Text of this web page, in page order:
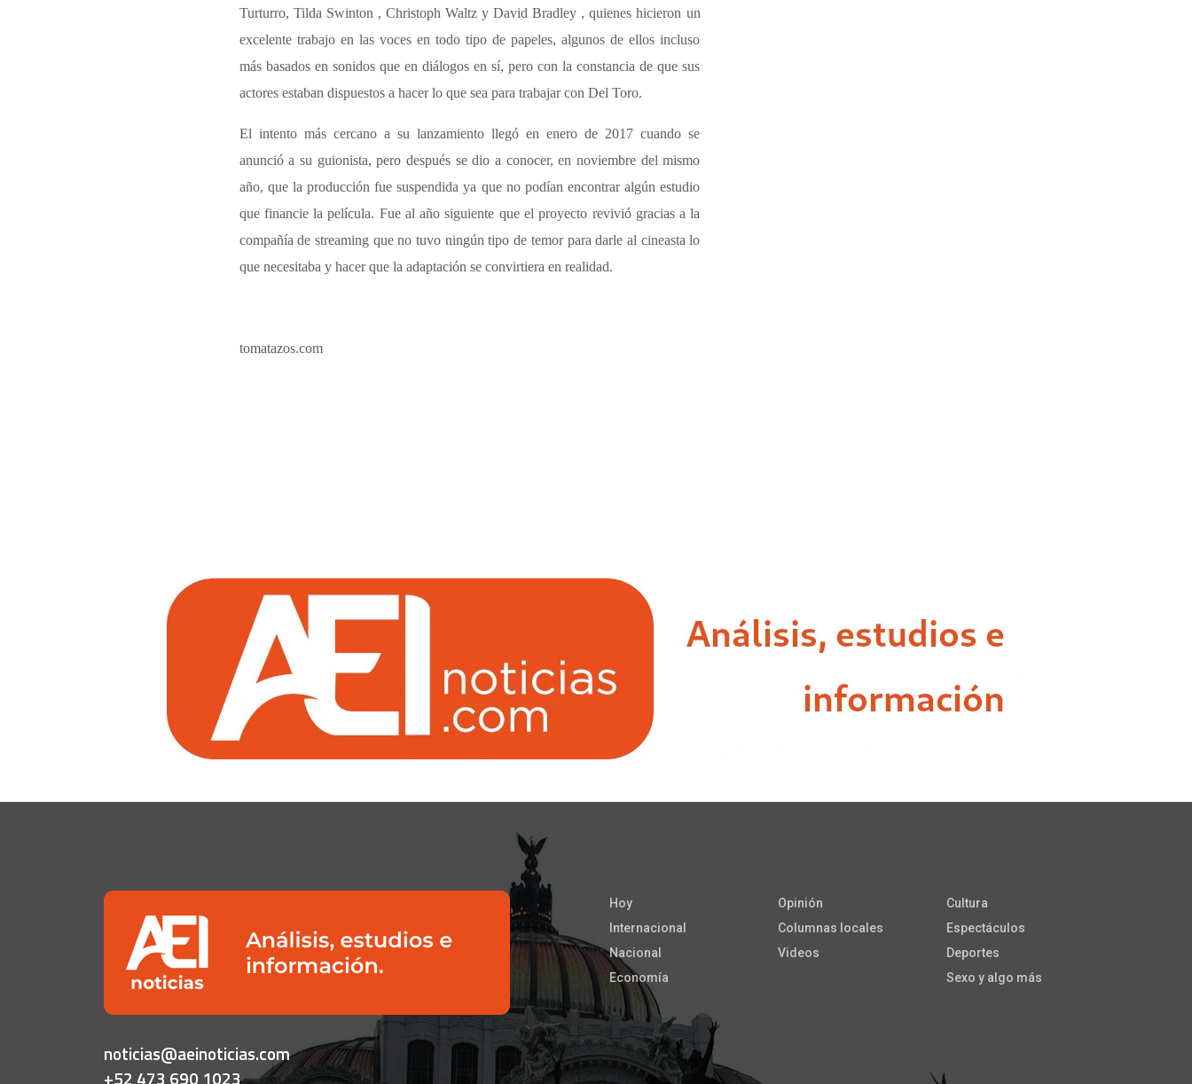
Turturro, Tilda Swinton , Christoph WaltzyDavid Bradley , quienes hicieron un
excelente trabajo en las voces en todo tipo de papeles, algunos de ellos incluso
más basados en sonidos que en diálogos en sí, pero con la constancia de que sus
actores estaban dispuestos a hacer lo que sea para trabajar con Del Toro.
El intento más cercano a su lanzamiento llegó en enero de 2017 cuando se
anunció a su guionista, pero después se dio a conocer, en noviembre del mismo
año, que la producción fue suspendida ya que no podían encontrar algún estudio
que financie la película. Fue al año siguiente que el proyecto revivió gracias a la
compañía de streaming que no tuvo ningún tipo de temor para darle al cineasta lo
que necesitaba y hacer que la adaptación se convirtiera en realidad.
tomatazos.com
noticias@aeinoticias.com
+52 473 690 1023
Hoy
Internacional
Nacional
Economía
Opinión
Columnas locales
Videos
Cultura
Espectáculos
Deportes
Sexo y algo más